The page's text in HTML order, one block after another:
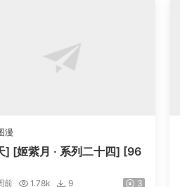
漫
] [姬紫月 · 系列二十四] [96
前 1.78k 9 3